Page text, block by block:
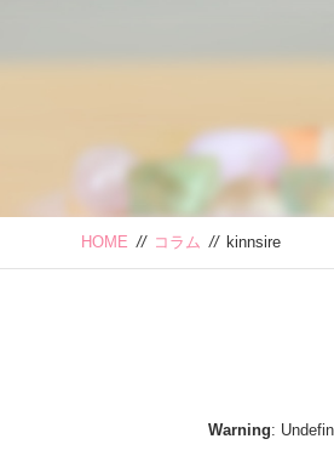
HOME // コラム // kinnsire
Warning: